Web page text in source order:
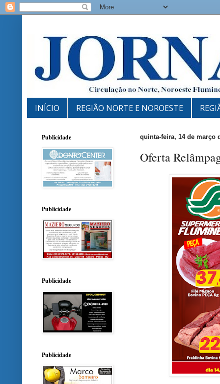
INÍCIO REGIÃO NORTE E NOROESTE
quinta-feira, 14 de março
Oferta
Publicidade
Publicidade
Publicidade
Publicidade